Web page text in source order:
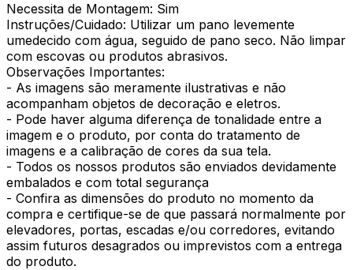
Necessita de Montagem: Sim
Instruções/Cuidado: Utilizar um pano levemente
umedecido com água, seguido de pano seco. Não limpar
com escovas ou produtos abrasivos.
Observações Importantes:
- As imagens são meramente ilustrativas e não
acompanham objetos de decoração e eletros.
- Pode haver alguma diferença de tonalidade entre a
imagem e o produto, por conta do tratamento de
imagens e a calibração de cores da sua tela.
- Todos os nossos produtos são enviados devidamente
embalados e com total segurança
- Confira as dimensões do produto no momento da
compra e certifique-se de que passará normalmente por
elevadores, portas, escadas e/ou corredores, evitando
assim futuros desagrados ou imprevistos com a entrega
do produto.